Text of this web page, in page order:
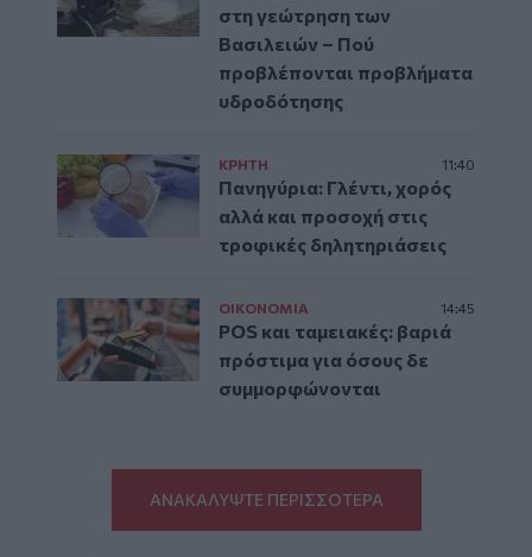
στη γεώτρηση των
Βασιλειών – Πού
προβλέπονται προβλήματα
υδροδότησης
ΚΡΗΤΗ 11:40
Πανηγύρια: Γλέντι, χορός
αλλά και προσοχή στις
τροφικές δηλητηριάσεις
ΟΙΚΟΝΟΜΙΑ 14:45
POS και ταμειακές: βαριά
πρόστιμα για όσους δε
συμμορφώνονται
ΑΝΑΚΑΛΥΨΤΕ ΠΕΡΙΣΣΟΤΕΡΑ